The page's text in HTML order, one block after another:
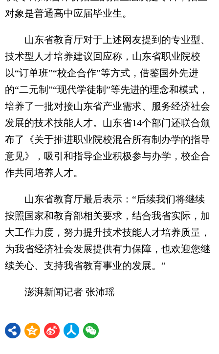
对象是普通高中应届毕业生。
山东省教育厅对于上述网友提到的专业型、
技术型人才培养建议回应称，山东省职业院校
以“订单班”“校企合作”等方式，借鉴国外先进
的“二元制”“现代学徒制”等先进的理念和模式，
培养了一批对接山东省产业需求、服务经济社会
发展的技术技能人才。山东省14个部门还联合颁
布了《关于推进职业院校混合所有制办学的指导
意见》，吸引和指导企业积极参与办学，校企合
作共同培养人才。
山东省教育厅最后表示：“后续我们将继续
按照国家和教育部相关要求，结合我省实际，加
大工作力度，努力提升技术技能人才培养质量，
为我省经济社会发展提供有力保障，也欢迎您继
续关心、支持我省教育事业的发展。”
澎湃新闻记者 张沛瑶